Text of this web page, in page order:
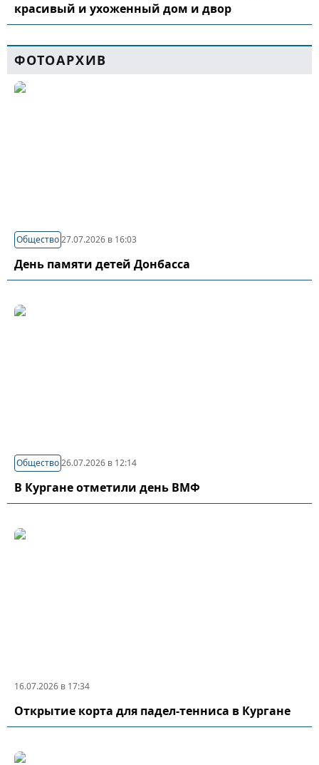
красивый и ухоженный дом и двор
ФОТОАРХИВ
Общество27.07.2026 в 16:03
День памяти детей Донбасса
Общество26.07.2026 в 12:14
В Кургане отметили день ВМФ
16.07.2026 в 17:34
Открытие корта для падел-тенниса в Кургане